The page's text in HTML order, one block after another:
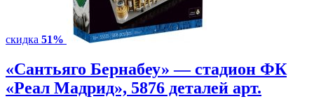
скидка 51%
«Сантьяго Бернабеу» — стадион ФК
«Реал Мадрид», 5876 деталей арт.